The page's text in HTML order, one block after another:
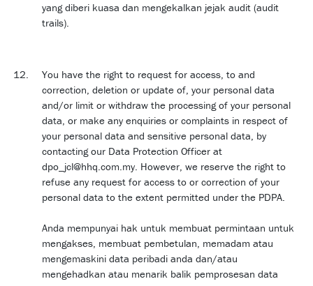
yang diberi kuasa dan mengekalkan jejak audit (audit
trails).
You have the right to request for access, to and
correction, deletion or update of, your personal data
and/or limit or withdraw the processing of your personal
data, or make any enquiries or complaints in respect of
your personal data and sensitive personal data, by
contacting our Data Protection Officer at
dpo_jcl@hhq.com.my. However, we reserve the right to
refuse any request for access to or correction of your
personal data to the extent permitted under the PDPA.
Anda mempunyai hak untuk membuat permintaan untuk
mengakses, membuat pembetulan, memadam atau
mengemaskini data peribadi anda dan/atau
mengehadkan atau menarik balik pemprosesan data